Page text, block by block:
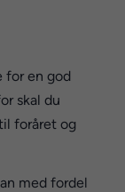
for en god
skal du
foråret og
med fordel